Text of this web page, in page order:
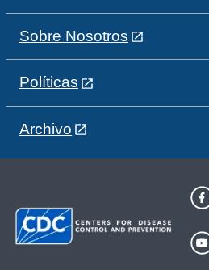
Sobre Nosotros
Políticas
Archivo